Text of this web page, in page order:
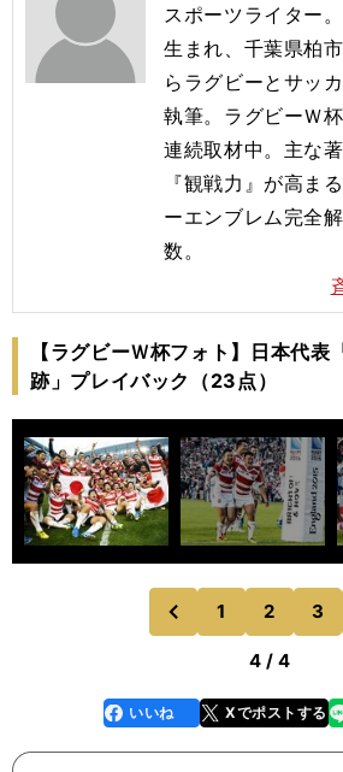
スポーツライター
生まれ、千葉県柏
らラグビーとサッ
執筆。ラグビーＷ
連続取材中。主な
『観戦力』が高ま
ーエンブレム完全
数。
【ラグビーＷ杯フォト】日本代表
跡」プレイバック（23点）
前
のページへ
1 2 3
4 / 4
faceboo
k
いいね Xでポストする
line